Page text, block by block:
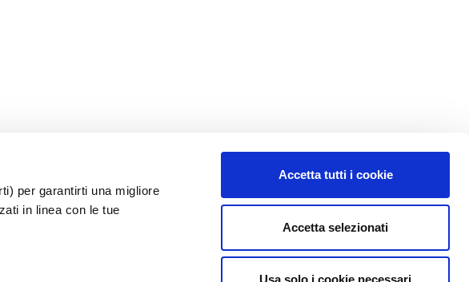
per garantirti una migliore
in linea con le tue
Accetta tutti i cookie
Accetta selezionati
Usa solo i cookie necessari